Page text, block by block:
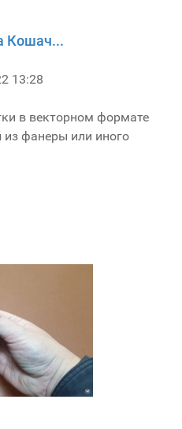
Кошач...
13:28
в векторном формате
из фанеры или иного